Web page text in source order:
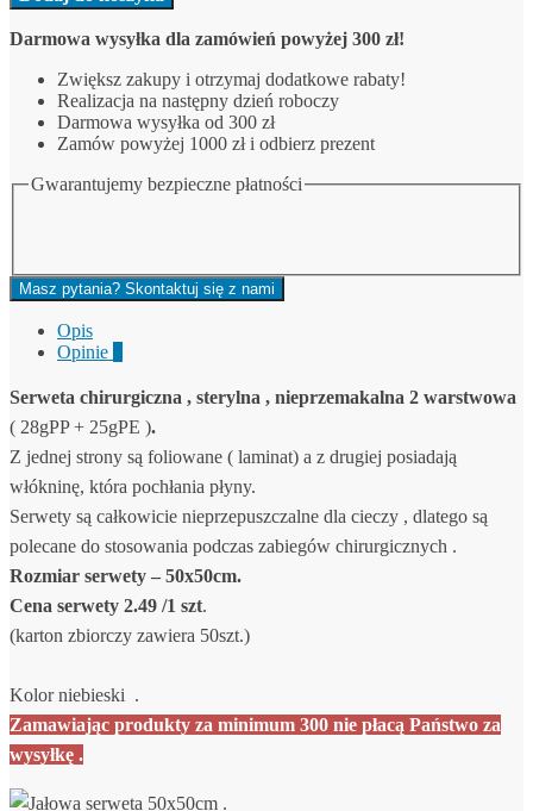
serweta
50x50cm
.
Darmowa wysyłka dla zamówień powyżej 300 zł!
Zwiększ zakupy i otrzymaj dodatkowe rabaty!
Realizacja na następny dzień roboczy
Darmowa wysyłka od 300 zł
Zamów powyżej 1000 zł i odbierz prezent
Gwarantujemy bezpieczne płatności
Masz pytania? Skontaktuj się z nami
Opis
Opinie
Serweta chirurgiczna , sterylna , nieprzemakalna 2 warstwowa
( 28gPP + 25gPE ).
Z jednej strony są foliowane ( laminat) a z drugiej posiadają
włókninę, która pochłania płyny.
Serwety są całkowicie nieprzepuszczalne dla cieczy , dlatego są
polecane do stosowania podczas zabiegów chirurgicznych .
Rozmiar serwety – 50x50cm.
Cena serwety 2.49 /1 szt.
(karton zbiorczy zawiera 50szt.)
Kolor niebieski .
Zamawiając produkty za minimum 300 nie płacą Państwo za
wysyłkę .